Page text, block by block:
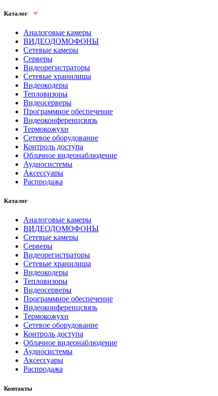
Каталог
Аналоговые камеры
ВИДЕОДОМОФОНЫ
Сетевые камеры
Серверы
Видеорегистраторы
Сетевые хранилища
Видеокодеры
Тепловизоры
Видеосерверы
Программное обеспечение
Видеоконференцсвязь
Термокожухи
Сетевое оборудование
Контроль доступа
Облачное видеонаблюдение
Аудиосистемы
Аксессуары
Распродажа
Каталог
Аналоговые камеры
ВИДЕОДОМОФОНЫ
Сетевые камеры
Серверы
Видеорегистраторы
Сетевые хранилища
Видеокодеры
Тепловизоры
Видеосерверы
Программное обеспечение
Видеоконференцсвязь
Термокожухи
Сетевое оборудование
Контроль доступа
Облачное видеонаблюдение
Аудиосистемы
Аксессуары
Распродажа
Контакты